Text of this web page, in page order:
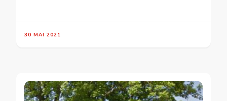
30 MAI 2021